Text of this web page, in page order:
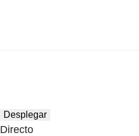
Desplegar
Directo